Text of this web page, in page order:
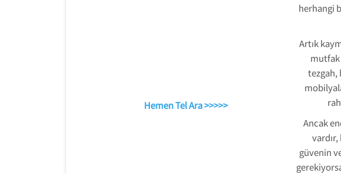
Hemen Tel Ara >>>>>
herhangi
Artık
mutfak
tezgah,
Ancak
güvenin